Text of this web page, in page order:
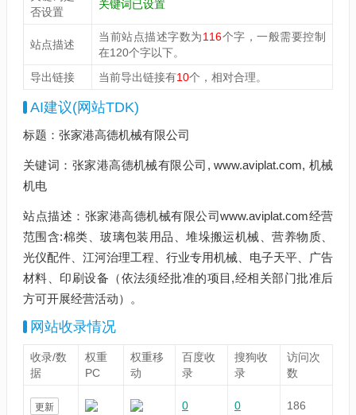
否设置
关键词已设置
站点描述
当前站点描述字数为116个字，一般需要控制
在120个字以下。
导出链接
当前导出链接有10个，相对合理。
AI建议(网站TDK)
标题：张家港高德机械有限公司
关键词：张家港高德机械有限公司, www.aviplat.com, 机械
机电
站点描述：张家港高德机械有限公司www.aviplat.com经营
范围含:棉类、玻璃包装用品、堆垛搬运机械、营养物质、
光仪配件、江河治理工程、行业专用机械、电子天平、广告
材料、印刷设备（依法须经批准的项目,经相关部门批准后
方可开展经营活动）。
网站收录情况
收录/数
据
权重
PC
权重移
动
百度收
录
搜狗收
录
访问次
数
更新 0 0 186